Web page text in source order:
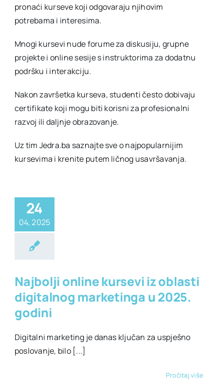
pronaći kurseve koji odgovaraju njihovim
potrebama i interesima.
Mnogi kursevi nude forume za diskusiju, grupne
projekte i online sesije s instruktorima za dodatnu
podršku i interakciju.
Nakon završetka kurseva, studenti često dobivaju
certifikate koji mogu biti korisni za profesionalni
razvoj ili daljnje obrazovanje.
Uz tim Jedra.ba saznajte sve o najpopularnijim
kursevima i krenite putem ličnog usavršavanja.
24
04, 2025
Kursevi
Najbolji online kursevi iz oblasti
digitalnog marketinga u 2025.
godini
Digitalni marketing je danas ključan za uspješno
poslovanje, bilo [...]
Pročitaj više